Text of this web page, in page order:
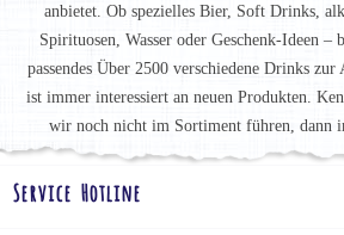
anbietet. Ob spezielles Bier, Soft Drinks,
Spirituosen, Wasser oder Geschenk-Ideen –
passendes Über 2500 verschiedene Drinks
ist immer interessiert an neuen Produkten.
wir noch nicht im Sortiment führen, dann
Service Hotline